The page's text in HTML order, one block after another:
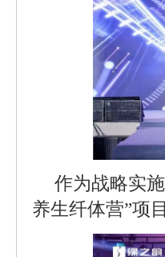
作为战略实
养生纤体营”项